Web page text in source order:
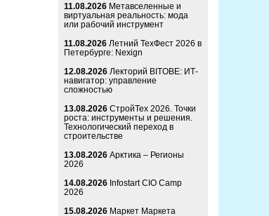
11.08.2026 Метавселенные и
виртуальная реальность: мода
или рабочий инструмент
11.08.2026 Летний ТехФест 2026 в
Петербурге: Nexign
12.08.2026 Лекторий BITOBE: ИТ-
навигатор: управление
сложностью
13.08.2026 СтройТех 2026. Точки
роста: инструменты и решения.
Технологический переход в
строительстве
13.08.2026 Арктика – Регионы
2026
14.08.2026 Infostart CIO Camp
2026
15.08.2026 Маркет Маркета